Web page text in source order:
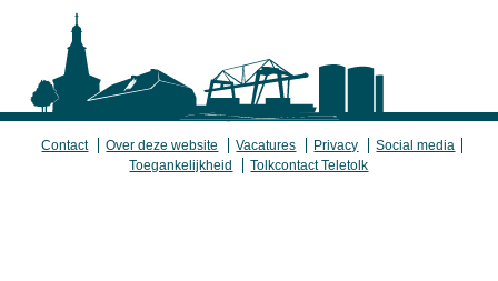
Contact Over deze website Vacatures Privacy
Social media
Toegankelijkheid
Tolkcontact Teletolk